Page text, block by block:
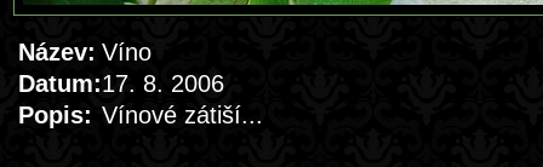
Název: Víno
Datum:17. 8. 2006
Popis: Vínové zátiší...